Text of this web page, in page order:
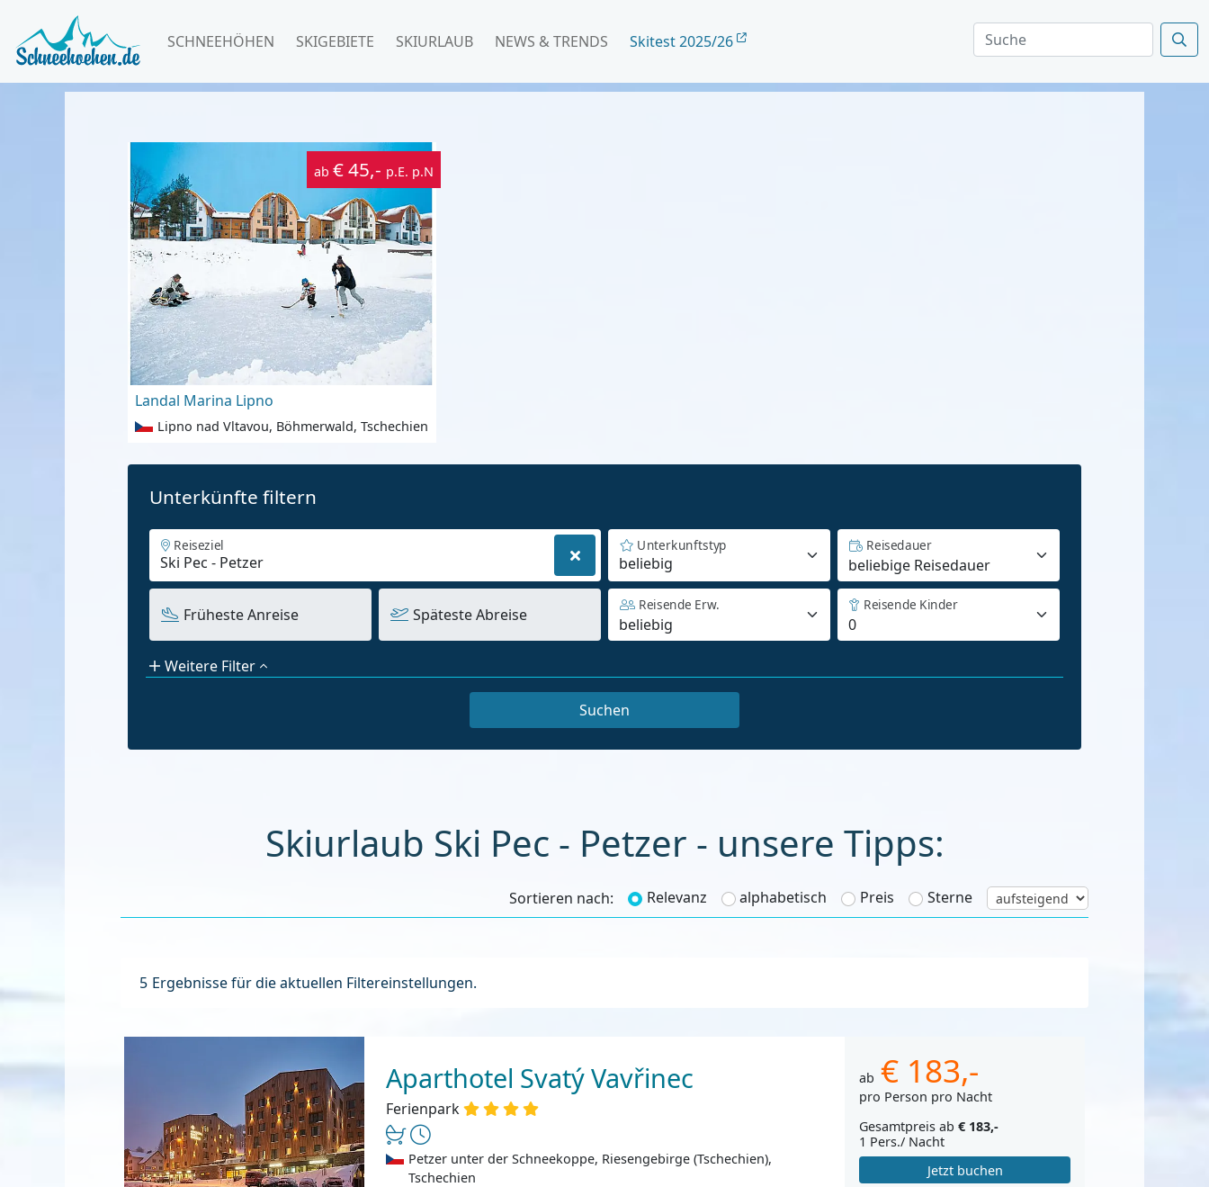
SCHNEEHÖHEN SKIGEBIETE SKIURLAUB NEWS & TRENDS Skitest 2025/26
ab € 45,- p.E. p.N
Landal Marina Lipno
Lipno nad Vltavou, Böhmerwald, Tschechien
Unterkünfte filtern
Reiseziel
beliebig
Unterkunftstyp Reisedauer
Früheste Anreise Späteste Abreise
Reisende Erw. Reisende Kinder
Weitere Filter
Skiurlaub Ski Pec - Petzer - unsere Tipps:
Sortieren nach: Relevanz alphabetisch Preis Sterne
5 Ergebnisse für die aktuellen Filtereinstellungen.
Aparthotel Svatý Vavřinec
Ferienpark
Petzer unter der Schneekoppe, Riesengebirge (Tschechien),
Tschechien
ab € 183,-
pro Person pro Nacht
Gesamtpreis ab € 183,-
1 Pers./ Nacht
Jetzt buchen